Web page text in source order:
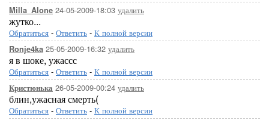
Milla_Alone 24-05-2009-18:03 удалить
жутко...
Обратиться - Ответить - К полной версии
Ronje4ka 25-05-2009-16:32 удалить
я в шоке, ужассс
Обратиться - Ответить - К полной версии
Кристюнька 26-05-2009-00:24 удалить
блин,ужасная смерть(
Обратиться - Ответить - К полной версии